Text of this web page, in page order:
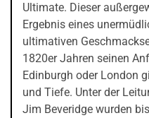
Ultimate. Dieser
Ergebnis eines
ultimativen
1820er Jahren seinen
Edinburgh oder London
und Tiefe. Unter der
Jim Beveridge wurden